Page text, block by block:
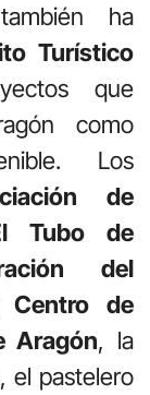
ha
Turístico
que
como
Los
de
Tubo de
del
Centro de
Aragón, la
, el pastelero